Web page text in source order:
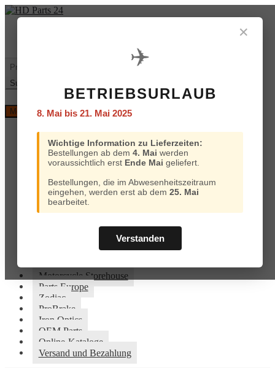
✕
✈️
BETRIEBSURLAUB
8. Mai bis 21. Mai 2025
Wichtige Information zu Lieferzeiten:
Bestellungen ab dem 4. Mai werden
voraussichtlich erst Ende Mai geliefert.
Bestellungen, die im Abwesenheitszeitraum
eingehen, werden erst ab dem 25. Mai
bearbeitet.
Verstanden
Zur
Navigation
Zum
Inhalt
Suchen
nach:
Suchen
und
Menü
Home
Custom Chrome
Motorcycle Storehouse
Parts Europe
Zodiac
ProBrake
Iron Optics
OEM Parts
Versand und Bezahlung
Motorcycle Storehouse
Parts Europe
Zodiac
ProBrake
Iron Optics
OEM Parts
Online-Kataloge
Versand und Bezahlung